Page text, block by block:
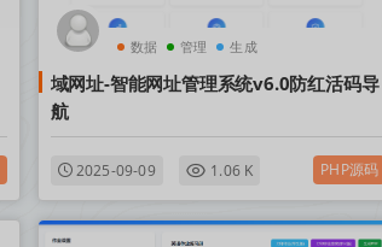
数据 管理 生成
域网址-智能网址管理系统v6.0防红活码导
航
2025-09-09 1.06 K PHP源码